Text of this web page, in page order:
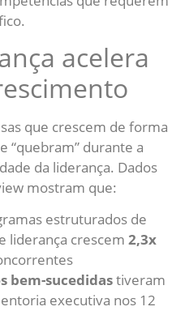
acelera
que crescem de forma
“quebram” durante a
da liderança. Dados
mostram que:
estruturados de
liderança crescem 2,3x
bem-sucedidastiveram
executiva nos 12